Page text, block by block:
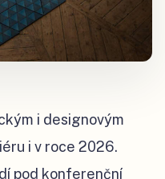
i designovým
i v roce 2026.
pod konferenční